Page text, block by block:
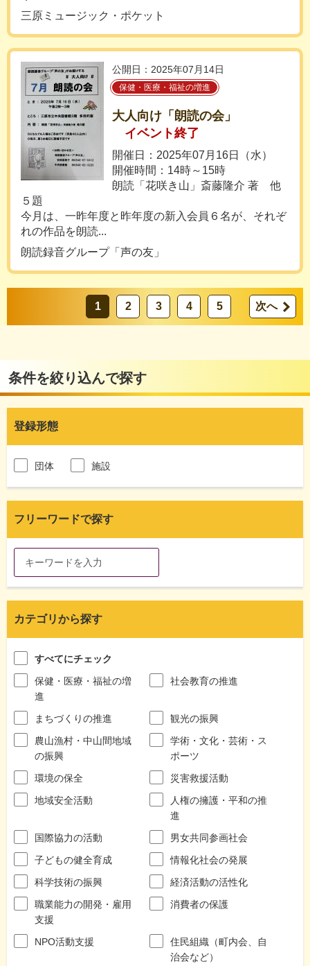
三原ミュージック・ポケット
公開日：2025年07月14日
保健・医療・福祉の増進
大人向け「朗読の会」
イベント終了
開催日：2025年07月16日（水）
開催時間：14時～15時
朗読「花咲き山」斎藤隆介 著 他
５題
今月は、一昨年度と昨年度の新入会員６名が、それぞ
れの作品を朗読...
朗読録音グループ「声の友」
1 2 3 4 5 次へ
条件を絞り込んで探す
登録形態
団体 施設
フリーワードで探す
カテゴリから探す
すべてにチェック
保健・医療・福祉の増
進
社会教育の推進
まちづくりの推進
観光の振興
農山漁村・中山間地域
の振興
学術・文化・芸術・ス
ポーツ
環境の保全
災害救援活動
地域安全活動
人権の擁護・平和の推
進
国際協力の活動
男女共同参画社会
子どもの健全育成
情報化社会の発展
科学技術の振興
経済活動の活性化
職業能力の開発・雇用
支援
消費者の保護
NPO活動支援
住民組織（町内会、自
治会など）